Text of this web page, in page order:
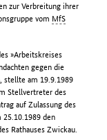
zur Verbreitung ihrer
vom MfS
»Arbeitskreises
gegen die
stellte am 19.9.1989
Stellvertreter des
auf Zulassung des
25.10.1989 den
Rathauses Zwickau.